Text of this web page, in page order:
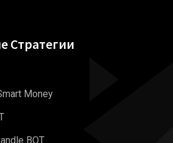
Стратегии
Money
BOT